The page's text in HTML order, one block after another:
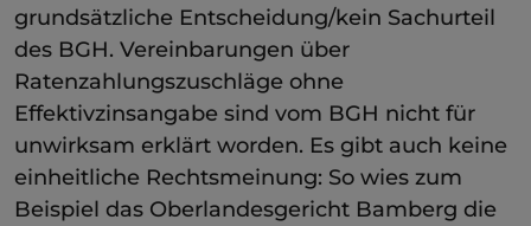
grundsätzliche Entscheidung/kein Sachurteil
des BGH. Vereinbarungen über
Ratenzahlungszuschläge ohne
Effektivzinsangabe sind vom BGH nicht für
unwirksam erklärt worden. Es gibt auch keine
einheitliche Rechtsmeinung: So wies zum
Beispiel das Oberlandesgericht Bamberg die